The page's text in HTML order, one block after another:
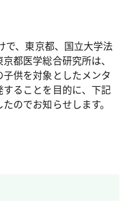
で、東京都、国立大学法
都医学総合研究所は、
供を対象としたメンタ
ることを目的に、下記
のでお知らせします。